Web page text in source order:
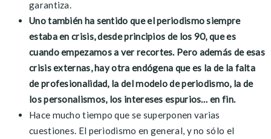
garantiza.
Uno también ha sentido que el periodismo siempre
estaba en crisis, desde principios de los 90, que es
cuando empezamos a ver recortes. Pero además de esas
crisis externas, hay otra endógena que es la de la falta
de profesionalidad, la del modelo de periodismo, la de
los personalismos, los intereses espurios… en fin.
Hace mucho tiempo que se superponen varias
cuestiones. El periodismo en general, y no sólo el